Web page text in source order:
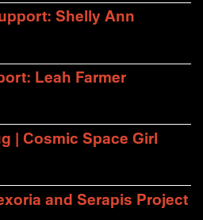
Shelly Ann
Leah Farmer
| Cosmic Space Girl
and Serapis Project